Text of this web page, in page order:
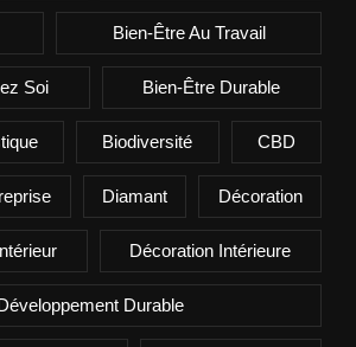
Bien-Être Au Travail
Soi Bien-Être Durable
Biodiversité CBD
Diamant Décoration
Décoration Intérieure
Durable